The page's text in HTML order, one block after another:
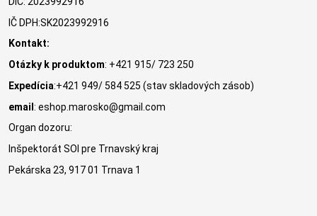
IČ DPH:SK2023992916
Kontakt:
Otázky k produktom: +421 915/ 723 250
Expedícia:+421 949/ 584 525 (stav skladových zásob)
email: eshop.marosko@gmail.com
Organ dozoru:
Inšpektorát SOI pre Trnavský kraj
Pekárska 23, 917 01 Trnava 1